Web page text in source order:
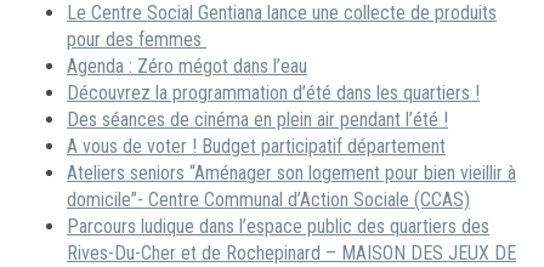
Le Centre Social Gentiana lance une collecte de produits
pour des femmes
Agenda : Zéro mégot dans l’eau
Découvrez la programmation d’été dans les quartiers !
Des séances de cinéma en plein air pendant l’été !
A vous de voter ! Budget participatif département
Ateliers seniors “Aménager son logement pour bien vieillir à
domicile”- Centre Communal d’Action Sociale (CCAS)
Parcours ludique dans l’espace public des quartiers des
Rives-Du-Cher et de Rochepinard – MAISON DES JEUX DE